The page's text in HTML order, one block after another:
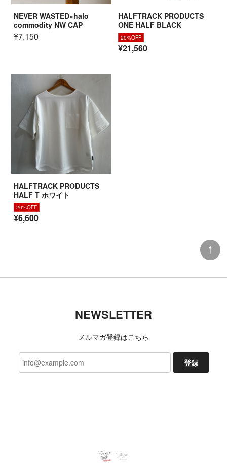
NEVER WASTED×halo
commodity NW CAP
¥7,150
HALFTRACK PRODUCTS
ONE HALF BLACK
20%OFF
¥21,560
HALFTRACK PRODUCTS
HALF T ホワイト
20%OFF
¥6,600
NEWSLETTER
メルマガ登録はこちら
登録